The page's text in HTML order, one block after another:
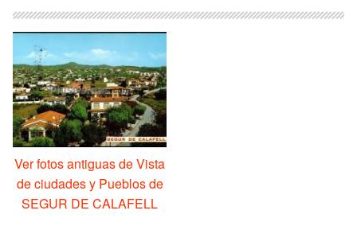
Ver fotos antiguas de Vista
de ciudades y Pueblos de
SEGUR DE CALAFELL